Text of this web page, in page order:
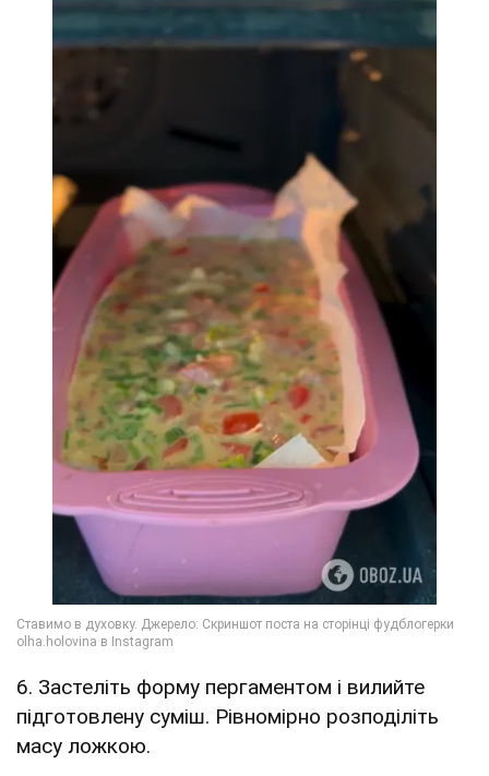
6. Застеліть форму пергаментом і вилийте
підготовлену суміш. Рівномірно розподіліть
масу ложкою.